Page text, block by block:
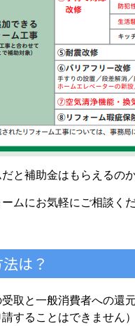
と補助金はもらえるの
ムにお気軽にご相談く
は？
取と一般消費者への還
することはできません）